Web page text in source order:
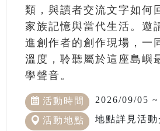
類，與讀者交流文字如何
家族記憶與當代生活。邀
進創作者的創作現場，一
溫度，聆聽屬於這座島嶼
學聲音。
活動時間 2026/09/05
活動地點 地點詳見活動